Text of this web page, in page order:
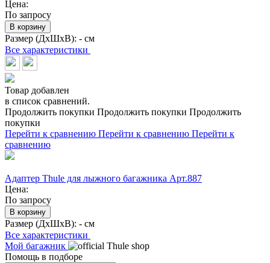
Цена:
По запросу
В корзину
Размер (ДхШхВ): - см
Все характеристики
Товар добавлен
в список сравнений.
Продолжить покупки Продолжить покупки Продолжить
покупки
Перейти к сравнению Перейти к сравнению Перейти к
сравнению
Адаптер Thule для лыжного багажника Арт.887
Цена:
По запросу
В корзину
Размер (ДхШхВ): - см
Все характеристики
Мой багажник
Помощь в подборе